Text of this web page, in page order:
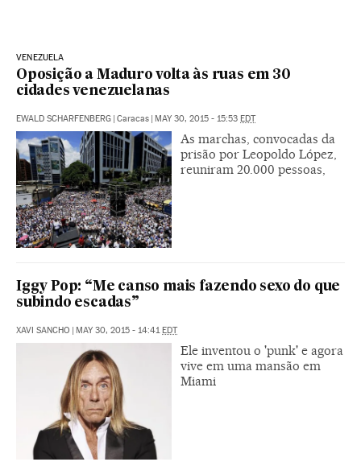
VENEZUELA
Oposição a Maduro volta às ruas em 30
cidades venezuelanas
EWALD SCHARFENBERG | Caracas | MAY 30, 2015 - 15:53 EDT
As marchas, convocadas da
prisão por Leopoldo López,
reuniram 20.000 pessoas,
Iggy Pop: “Me canso mais fazendo sexo do que
subindo escadas”
XAVI SANCHO | MAY 30, 2015 - 14:41EDT
Ele inventou o 'punk' e agora
vive em uma mansão em
Miami